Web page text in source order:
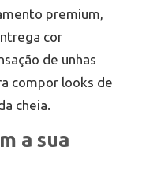
premium,
cor
de unhas
compor looks de
cheia.
a sua